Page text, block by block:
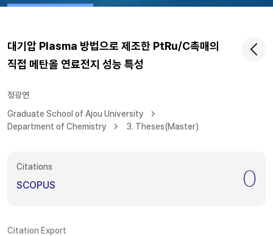
대기압 Plasma 방법으로 제조한 PtRu/C촉매의
직접 메탄올 연료전지 성능 특성
정광연
Graduate School of Ajou University
Department of Chemistry
3. Theses(Master)
Citations
SCOPUS 0
Citation Export